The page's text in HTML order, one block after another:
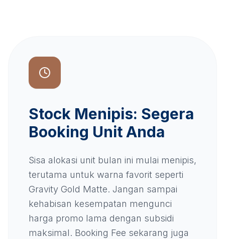
Stock Menipis: Segera
Booking Unit Anda
Sisa alokasi unit bulan ini mulai menipis,
terutama untuk warna favorit seperti
Gravity Gold Matte. Jangan sampai
kehabisan kesempatan mengunci
harga promo lama dengan subsidi
maksimal. Booking Fee sekarang juga